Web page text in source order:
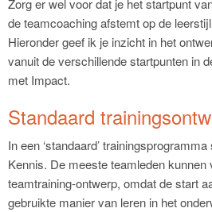
Zorg er wel voor dat je het startpunt
de teamcoaching afstemt op de
Hieronder geef ik je inzicht in het
vanuit de verschillende startpunten in
met Impact.
Standaard
In een ‘standaard’
Kennis. De meeste teamleden
teamtraining-ontwerp, omdat de start
gebruikte manier van leren in het